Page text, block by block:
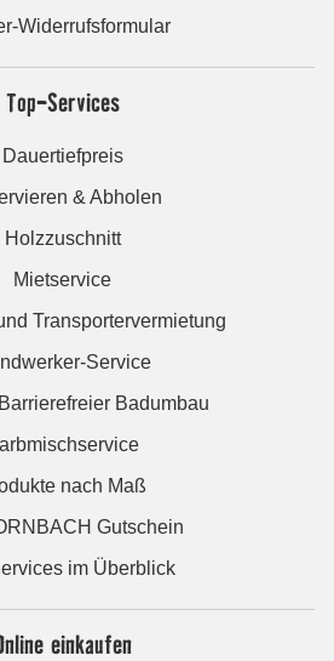
Widerrufsformular
Top-Services
Dauertiefpreis
& Abholen
Holzzuschnitt
Mietservice
Transportervermietung
Service
Badumbau
nach Maß
Gutschein
im Überblick
einkaufen